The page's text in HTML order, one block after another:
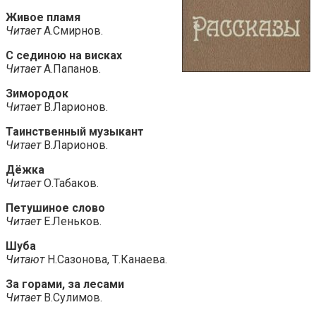
Живое пламя
ЧитаетА.Смирнов.
С сединою на висках
ЧитаетА.Папанов.
Зимородок
ЧитаетВ.Ларионов.
Таинственный музыкант
ЧитаетВ.Ларионов.
Дёжка
ЧитаетО.Табаков.
Петушиное слово
ЧитаетЕ.Леньков.
Шуба
ЧитаютН.Сазонова, Т.Канаева.
За горами, за лесами
ЧитаетВ.Сулимов.